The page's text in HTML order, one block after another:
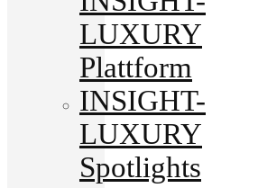
LUXURY
Plattform
INSIGHT-
LUXURY
Spotlights